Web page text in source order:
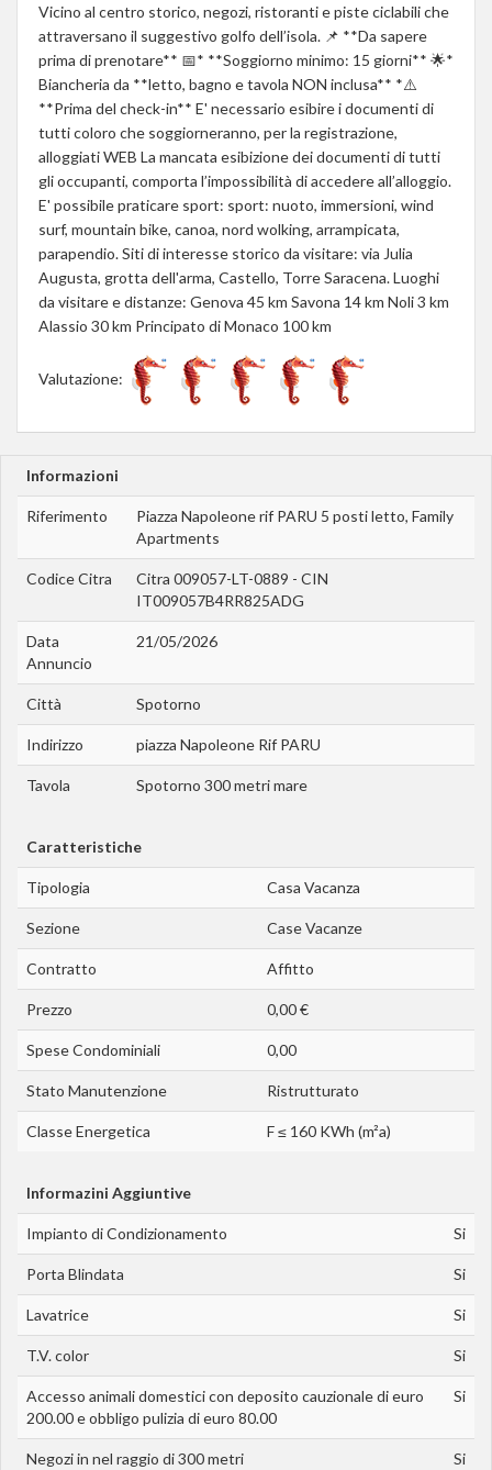
Vicino al centro storico, negozi, ristoranti e piste ciclabili che
attraversano il suggestivo golfo dell’isola. 📌 **Da sapere
prima di prenotare** 📅* **Soggiorno minimo: 15 giorni** 🌟*
Biancheria da **letto, bagno e tavola NON inclusa** *⚠️
**Prima del check-in** E' necessario esibire i documenti di
tutti coloro che soggiorneranno, per la registrazione,
alloggiati WEB La mancata esibizione dei documenti di tutti
gli occupanti, comporta l’impossibilità di accedere all’alloggio.
E' possibile praticare sport: sport: nuoto, immersioni, wind
surf, mountain bike, canoa, nord wolking, arrampicata,
parapendio. Siti di interesse storico da visitare: via Julia
Augusta, grotta dell'arma, Castello, Torre Saracena. Luoghi
da visitare e distanze: Genova 45 km Savona 14 km Noli 3 km
Alassio 30 km Principato di Monaco 100 km
Valutazione:
Informazioni
Riferimento
Piazza Napoleone rif PARU 5 posti letto, Family
Apartments
Codice Citra
Citra 009057-LT-0889 - CIN
IT009057B4RR825ADG
Data
Annuncio
21/05/2026
Città Spotorno
Indirizzo piazza Napoleone Rif PARU
Tavola Spotorno 300 metri mare
Caratteristiche
Tipologia Casa Vacanza
Sezione Case Vacanze
Contratto Affitto
Prezzo 0,00 €
Spese Condominiali 0,00
Stato Manutenzione Ristrutturato
Classe Energetica F ≤ 160 KWh (m²a)
Informazini Aggiuntive
Impianto di Condizionamento Si
Porta Blindata Si
Lavatrice Si
T.V. color Si
Accesso animali domestici con deposito cauzionale di euro
200.00 e obbligo pulizia di euro 80.00
Si
Negozi in nel raggio di 300 metri Si